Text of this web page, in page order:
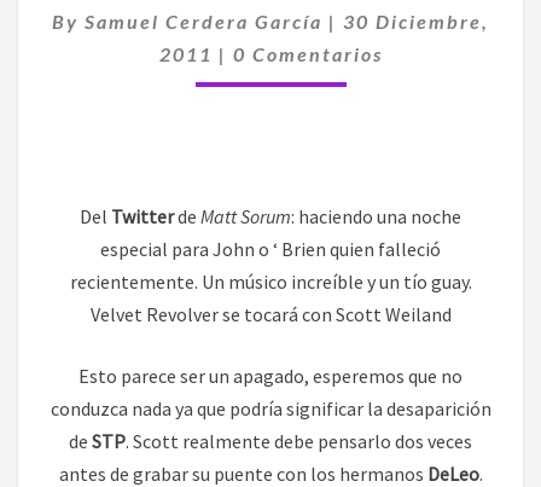
LOS
ANGELES
By Samuel Cerdera García | 30 Diciembre,
2011 | Comentarios
0 Comentarios
Del Twitterde Matt Sorum: haciendo una noche
especial para John o ‘ Brien quien falleció
recientemente. Un músico increíble y un tío guay.
Velvet Revolver se tocará con Scott Weiland
Esto parece ser un apagado, esperemos que no
conduzca nada ya que podría significar la desaparición
de STP. Scott realmente debe pensarlo dos veces
antes de grabar su puente con los hermanos DeLeo.